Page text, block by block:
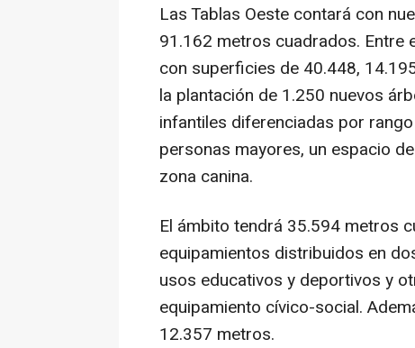
Las Tablas Oeste contará con
91.162 metros cuadrados. Entre
con superficies de 40.448,
la plantación de 1.250 nuevos
infantiles diferenciadas por
personas mayores, un espacio
zona canina.
El ámbito tendrá 35.594 metros
equipamientos distribuidos en
usos educativos y deportivos y
equipamiento cívico-social.
12.357 metros.